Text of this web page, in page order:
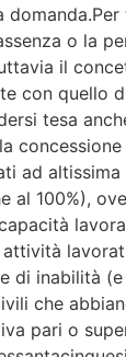
o la
il
con quello
tesa
ad
al 100%),
di inabilità (e
che
pari o